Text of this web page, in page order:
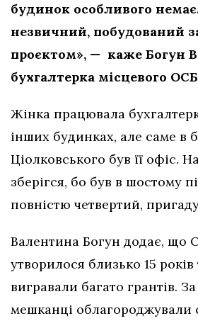
будинок особливого
незвичний, побудований
проєктом», — каже Богун
бухгалтерка місцевого
Жінка працювала
інших будинках, але саме в
Ціолковського був її офіс.
зберігся, бо був в шостому
повністю четвертий,
Валентина Богун додає, що
утворилося близько 15
вигравали багато грантів.
мешканці облагороджували